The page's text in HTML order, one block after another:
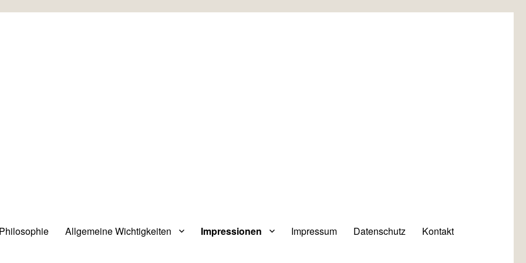
Allgemeine Wichtigkeiten Impressionen Impressum Datenschutz Kontakt